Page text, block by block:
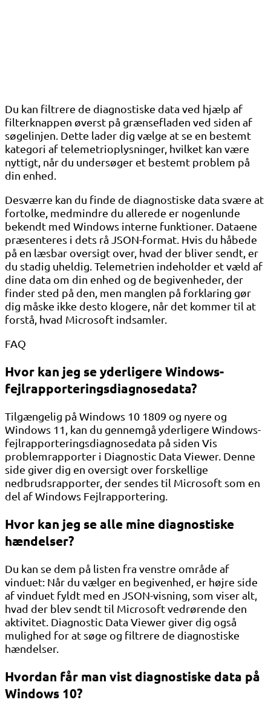
Du kan filtrere de diagnostiske data ved hjælp af
filterknappen øverst på grænsefladen ved siden af ​​
søgelinjen. Dette lader dig vælge at se en bestemt
kategori af telemetrioplysninger, hvilket kan være
nyttigt, når du undersøger et bestemt problem på
din enhed.
Desværre kan du finde de diagnostiske data svære at
fortolke, medmindre du allerede er nogenlunde
bekendt med Windows interne funktioner. Dataene
præsenteres i dets rå JSON-format. Hvis du håbede
på en læsbar oversigt over, hvad der bliver sendt, er
du stadig uheldig. Telemetrien indeholder et væld af
dine data om din enhed og de begivenheder, der
finder sted på den, men manglen på forklaring gør
dig måske ikke desto klogere, når det kommer til at
forstå, hvad Microsoft indsamler.
FAQ
Hvor kan jeg se yderligere Windows-
fejlrapporteringsdiagnosedata?
Tilgængelig på Windows 10 1809 og nyere og
Windows 11, kan du gennemgå yderligere Windows-
fejlrapporteringsdiagnosedata på siden Vis
problemrapporter i Diagnostic Data Viewer. Denne
side giver dig en oversigt over forskellige
nedbrudsrapporter, der sendes til Microsoft som en
del af Windows Fejlrapportering.
Hvor kan jeg se alle mine diagnostiske
hændelser?
Du kan se dem på listen fra venstre område af
vinduet: Når du vælger en begivenhed, er højre side
af vinduet fyldt med en JSON-visning, som viser alt,
hvad der blev sendt til Microsoft vedrørende den
aktivitet. Diagnostic Data Viewer giver dig også
mulighed for at søge og filtrere de diagnostiske
hændelser.
Hvordan får man vist diagnostiske data på
Windows 10?